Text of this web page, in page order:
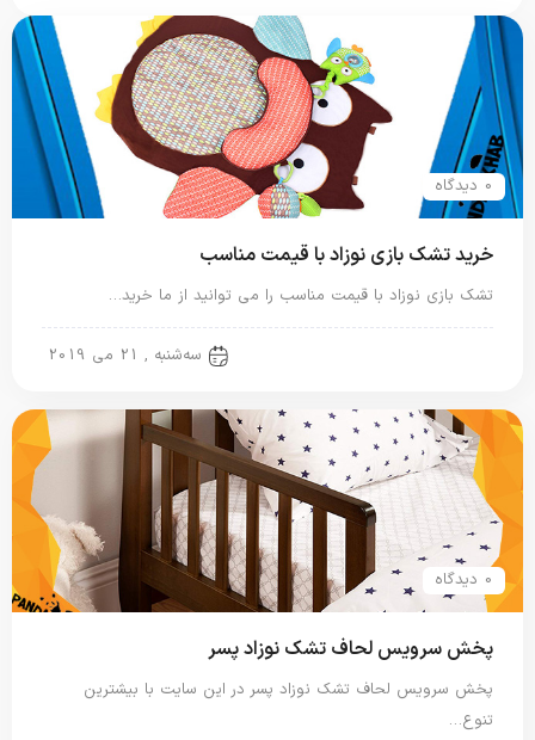
0 دیدگاه
خرید تشک بازی نوزاد با قیمت مناسب
تشک بازی نوزاد با قیمت مناسب را می توانید از ما خرید…
سه‌شنبه , 21 می 2019
0 دیدگاه
پخش سرویس لحاف تشک نوزاد پسر
پخش سرویس لحاف تشک نوزاد پسر در این سایت با بیشترین
تنوع…